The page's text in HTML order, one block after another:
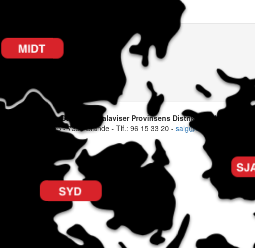
Danske Lokalaviser Provinsens Distriktsblade
Storegade 25 - 7330 Brande - Tlf.: 96 15 33 20 - salg@danske-